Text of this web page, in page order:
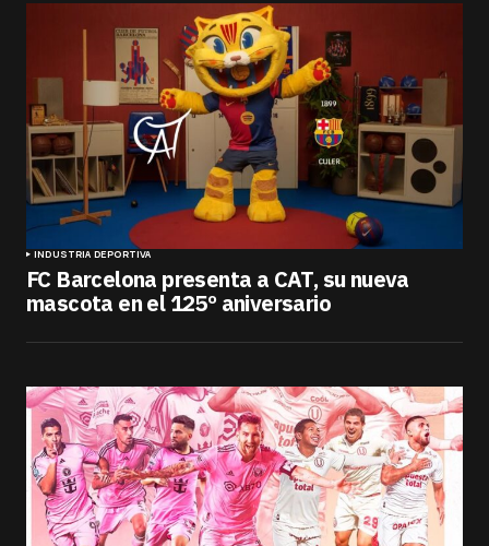
INDUSTRIA DEPORTIVA
FC Barcelona presenta a CAT, su nueva
mascota en el 125º aniversario